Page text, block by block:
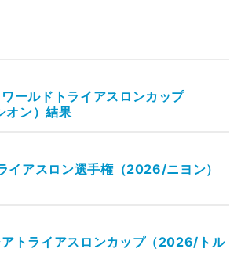
ールドトライアスロンカップ
オン）結果
イアスロン選手権（2026/ニヨン）
トライアスロンカップ（2026/トル